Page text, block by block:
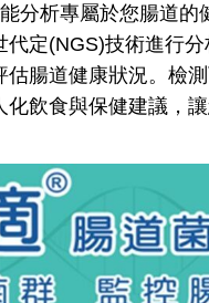
分析專屬於您腸道的
定(NGS)技術進行
腸道健康狀況。檢
飲食與保健建議，讓